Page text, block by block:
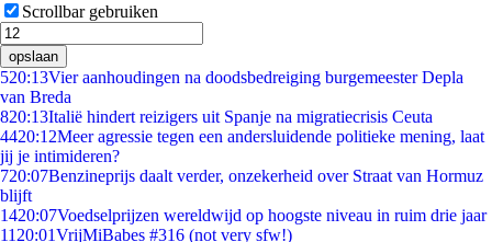
Scrollbar gebruiken
opslaan
520:13Vier aanhoudingen na doodsbedreiging burgemeester Depla
van Breda
820:13Italië hindert reizigers uit Spanje na migratiecrisis Ceuta
4420:12Meer agressie tegen een andersluidende politieke mening, laat
jij je intimideren?
720:07Benzineprijs daalt verder, onzekerheid over Straat van Hormuz
blijft
1420:07Voedselprijzen wereldwijd op hoogste niveau in ruim drie jaar
11 20:01VrijMiBabes #316 (not very sfw!)